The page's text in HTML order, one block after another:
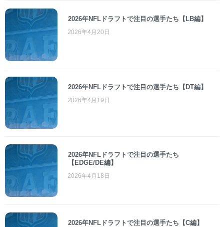
2026年NFLドラフトで注目の選手たち【LB編】
2026年4月20日
2026年NFLドラフトで注目の選手たち【DT編】
2026年4月19日
2026年NFLドラフトで注目の選手たち
【EDGE/DE編】
2026年4月18日
2026年NFLドラフトで注目の選手たち【C編】